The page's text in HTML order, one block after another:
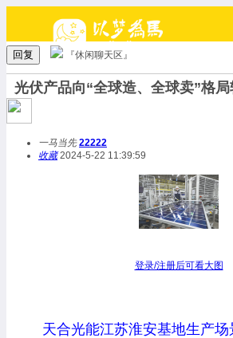
回复 『休闲聊天区』
光伏产品向“全球造、全球卖”格
一马当先 22222
收藏2024-5-22 11:39:59
登录/注册后可看大图
天合光能江苏淮安基地生产